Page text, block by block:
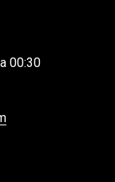
00:30